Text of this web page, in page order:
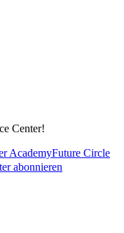
Center!
AcademyFuture Circle
abonnieren